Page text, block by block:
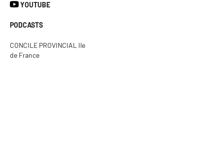
YOUTUBE
PODCASTS
CONCILE PROVINCIAL Ile
de France